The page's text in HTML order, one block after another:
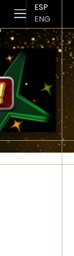
ESP
ENG